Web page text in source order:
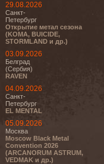
29.08.2026
Санкт-
Петербург
Открытие метал сезона
(KOMA, BUICIDE,
STORMLAND и др.)
03.09.2026
Белград
(Сербия)
RAVEN
04.09.2026
Санкт-
Петербург
EL MENTAL
05.09.2026
Москва
Moscow Black Metal
Convention 2026
(ARCANORUM ASTRUM,
VEDMAK и др.)